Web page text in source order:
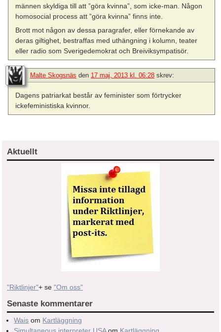
männen skyldiga till att ”göra kvinna”, som icke-man. Någon
homosocial process att ”göra kvinna” finns inte.
Brott mot någon av dessa paragrafer, eller förnekande av
deras giltighet, bestraffas med uthängning i kolumn, teater
eller radio som Sverigedemokrat och Breiviksympatisör.
Malte Skogsnäs den 17 maj, 2013 kl. 06:28 skrev:
Dagens patriarkat består av feminister som förtrycker
ickefeministiska kvinnor.
Aktuellt
"Riktlinjer"+ se "Om oss"
Senaste kommentarer
Wais om Kartläggning
Simultaneous interpreter USAom Kartläggning